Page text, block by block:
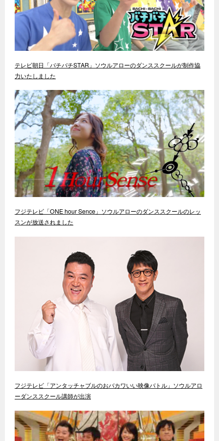
テレビ朝日「バチバチSTAR」ソウルアローのダンススクールが制作協
力いたしました
フジテレビ「ONE hour Sence」ソウルアローのダンススクールのレッ
スンが放送されました
フジテレビ「アンタッチャブルのおバカワいい映像バトル」ソウルアロ
ーダンススクール講師が出演